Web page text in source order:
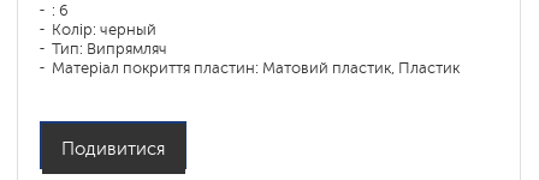
: 6
Колір: черный
Тип: Випрямляч
Матеріал покриття пластин: Матовий пластик, Пластик
Подивитися